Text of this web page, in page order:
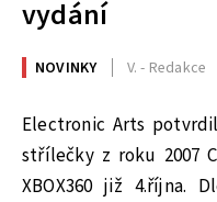
vydání
NOVINKY V. - Redakce
Electronic Arts
střílečky z roku 2007
XBOX360 již 4.října.